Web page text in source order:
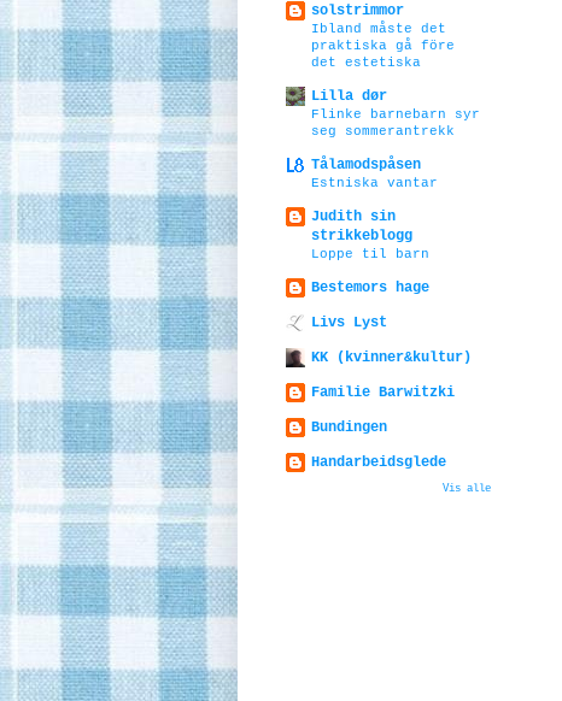
solstrimmor
Ibland måste det
praktiska gå före
det estetiska
Lilla dør
Flinke barnebarn syr
seg sommerantrekk
Tålamodspåsen
Estniska vantar
Judith sin
strikkeblogg
Loppe til barn
Bestemors hage
Livs Lyst
KK (kvinner&kultur)
Familie Barwitzki
Bundingen
Handarbeidsglede
Vis alle